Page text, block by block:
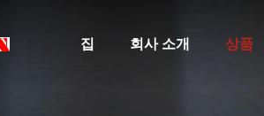
집 회사 소개 상품